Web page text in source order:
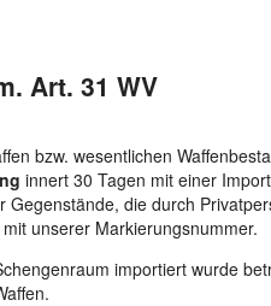
Art. 31 WV
bzw. wesentlichen
innert 30 Tagen mit einer
Gegenstände, die durch
unserer Markierungsnummer.
importiert wurde